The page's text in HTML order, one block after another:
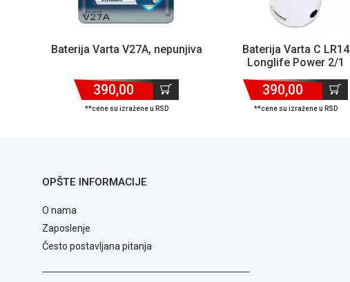
Baterija Varta V27A, nepunjiva
390,00
**cene su izražene u RSD
Baterija Varta C LR14
Longlife Power 2/1
390,00
**cene su izražene u RSD
OPŠTE INFORMACIJE
O nama
Zaposlenje
Često postavljana pitanja